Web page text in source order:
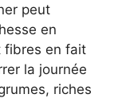
peut
en
fibres en fait
la journée
riches